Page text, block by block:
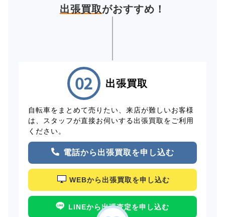
出張買取がおすすめ！
出張買取
自転車をまとめて売りたい、来店が難しいお客様
は、スタッフが直接お伺いする出張買取をご利用
ください。
電話から出張買取を申し込む
WEBから出張買取を申し込む
LINEから出張査定を申し込む